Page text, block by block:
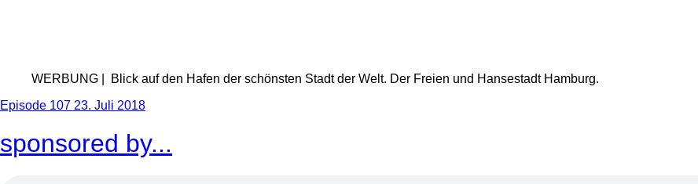
WERBUNG | Blick auf den Hafen der schönsten Stadt der Welt. Der Freien und Hansestadt Hamburg.
Episode 107 23. Juli 2018
sponsored by...